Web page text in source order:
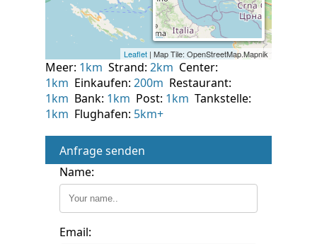
Meer: 1km Strand: 2km Center:
1km Einkaufen: 200m Restaurant:
1km Bank: 1km Post: 1km Tankstelle:
1km Flughafen: 5km+
Anfrage senden
Name:
Email: